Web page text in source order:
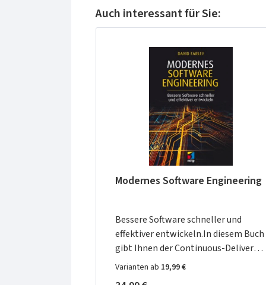
Produktgalerie überspringen
Auch interessant für Sie:
Modernes Software Engineering
Bessere Software schneller und
effektiver entwickeln.In diesem Buch
gibt Ihnen der Continuous-Delivery-
Pionier David Farley Strategien an die
Varianten ab 19,99 €